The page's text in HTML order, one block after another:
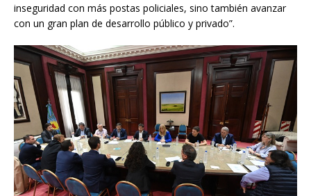
inseguridad con más postas policiales, sino también avanzar
con un gran plan de desarrollo público y privado”.